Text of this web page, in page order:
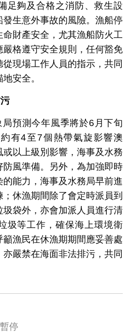
足夠及合格之消防、救生設
生意外事故的風險。漁船停
財產安全，尤其漁船防火工
格遵守安全規則，任何豁免
現場工作人員的指示，共同
安全。
預測今年風季將於6月下旬
有4至7個熱帶氣旋影響澳
或以上級別影響，海事及水務
防風準備。另外，為加強即時
能力，海事及水務局早前進
休漁期間除了會定時派員到
袋外，亦會加派人員進行清
圾等工作，確保海上環境衛
漁民在休漁期期間應妥善處
嚴禁在海面非法排污，共同
停